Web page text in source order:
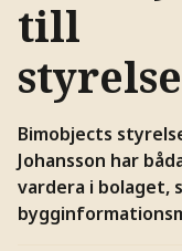
till
Bimobjects
Johansson har
vardera i bolaget,